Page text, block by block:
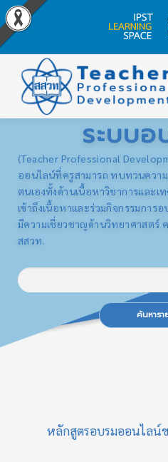
content
ข่าวประกาศ หลักสู
วิธีใช้งาน เข้าสู่ร
ระบบ
(Teacher Professional
ออนไลน์ที่ครูสามารถ ทบทวนคว
ตนเองทั้งด้านเนื้อหาวิชาการและเ
เข้าถึงเนื้อหาและร่วมกิจกรรมกา
มีความเชี่ยวชาญด้านวิทยาศาสตร์
สสวท.
ค้นหารา
หลักสูตรอบรมออนไลน์